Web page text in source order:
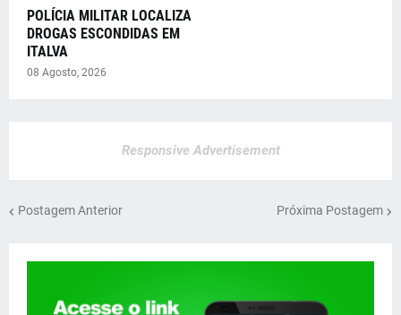
POLÍCIA MILITAR LOCALIZA
DROGAS ESCONDIDAS EM
ITALVA
08 Agosto, 2026
Responsive Advertisement
Postagem Anterior Próxima Postagem